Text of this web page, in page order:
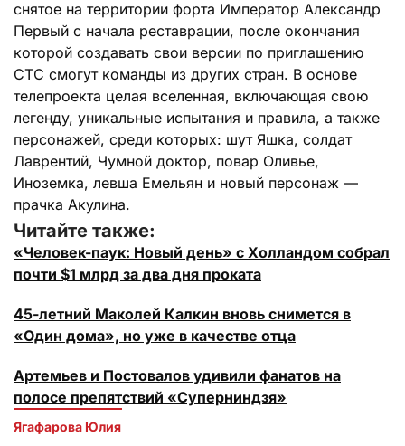
снятое на территории форта Император Александр
Первый с начала реставрации, после окончания
которой создавать свои версии по приглашению
СТС смогут команды из других стран. В основе
телепроекта целая вселенная, включающая свою
легенду, уникальные испытания и правила, а также
персонажей, среди которых: шут Яшка, солдат
Лаврентий, Чумной доктор, повар Оливье,
Иноземка, левша Емельян и новый персонаж —
прачка Акулина.
Читайте также:
«Человек-паук: Новый день» с Холландом собрал
почти $1 млрд за два дня проката
45-летний Маколей Калкин вновь снимется в
«Один дома», но уже в качестве отца
Артемьев и Постовалов удивили фанатов на
полосе препятствий «Суперниндзя»
Ягафарова Юлия